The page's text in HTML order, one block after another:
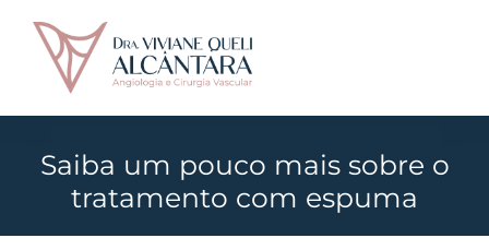
Saiba um pouco mais sobre o
tratamento com espuma